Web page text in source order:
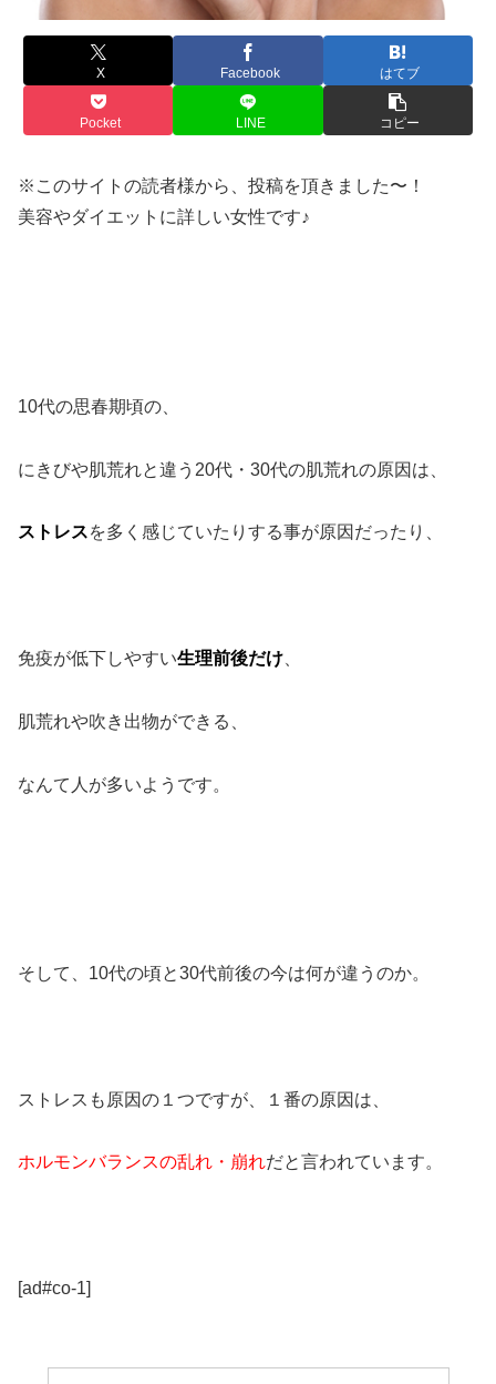
X Facebook はてブ
Pocket LINE コピー
※このサイトの読者様から、投稿を頂きました〜！
美容やダイエットに詳しい女性です♪
10代の思春期頃の、
にきびや肌荒れと違う20代・30代の肌荒れの原因は、
ストレスを多く感じていたりする事が原因だったり、
免疫が低下しやすい生理前後だけ
肌荒れや吹き出物ができる、
なんて人が多いようです。
そして、10代の頃と30代前後の今は何が違うのか。
ストレスも原因の１つですが、１番の原因は、
ホルモンバランスの乱れ・崩れだと言われています。
[ad#co-1]